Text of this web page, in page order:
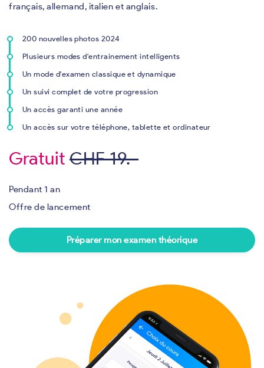
français, allemand, italien et anglais.
200 nouvelles photos 2024
Plusieurs modes d'entrainement intelligents
Un mode d'examen classique et dynamique
Un suivi complet de votre progression
Un accès garanti une année
Un accès sur votre téléphone, tablette et ordinateur
Gratuit CHF 19.-
Pendant 1 an
Offre de lancement
Préparer mon examen théorique